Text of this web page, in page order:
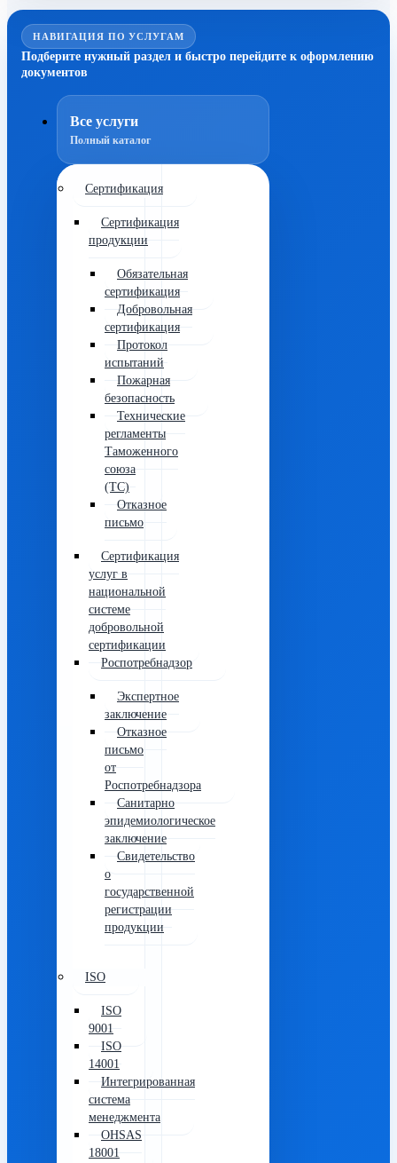
НАВИГАЦИЯ ПО УСЛУГАМ
Подберите нужный раздел и быстро перейдите к оформлению
документов
Все услуги
Полный каталог
Сертификация
Сертификация
продукции
Обязательная
сертификация
Добровольная
сертификация
Протокол
испытаний
Пожарная
безопасность
Технические
регламенты
Таможенного
союза
(ТС)
Отказное
письмо
Сертификация
услуг в
национальной
системе
добровольной
сертификации
Роспотребнадзор
Экспертное
заключение
Отказное
письмо
от
Роспотребнадзора
Санитарно
эпидемиологическое
заключение
Свидетельство
о
государственной
регистрации
продукции
ISO
ISO
9001
ISO
14001
Интегрированная
система
менеджмента
OHSAS
18001